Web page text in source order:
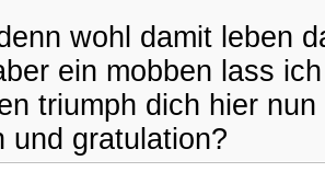
wohl damit leben
ein mobben lass
triumph dich hier
und gratulation?